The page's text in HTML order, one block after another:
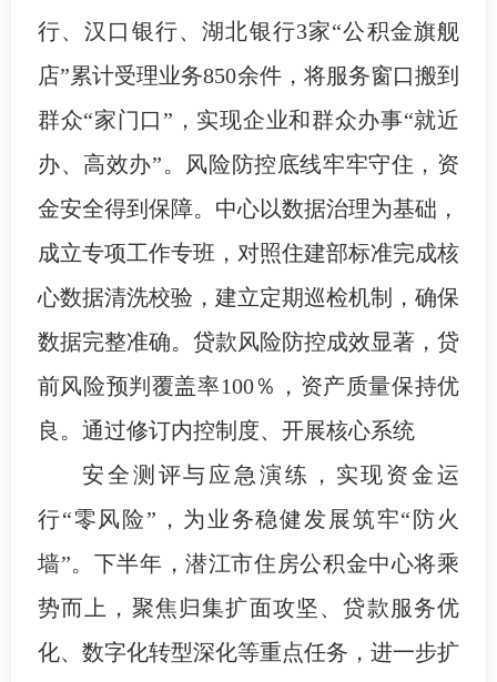
行、汉口银行、湖北银行3家“公积金旗舰
店”累计受理业务850余件，将服务窗口搬到
群众“家门口”，实现企业和群众办事“就近
办、高效办”。风险防控底线牢牢守住，资
金安全得到保障。中心以数据治理为基础，
成立专项工作专班，对照住建部标准完成核
心数据清洗校验，建立定期巡检机制，确保
数据完整准确。贷款风险防控成效显著，贷
前风险预判覆盖率100％，资产质量保持优
良。通过修订内控制度、开展核心系统
安全测评与应急演练，实现资金运
行“零风险”，为业务稳健发展筑牢“防火
墙”。下半年，潜江市住房公积金中心将乘
势而上，聚焦归集扩面攻坚、贷款服务优
化、数字化转型深化等重点任务，进一步扩